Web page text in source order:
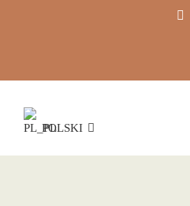
POLSKI